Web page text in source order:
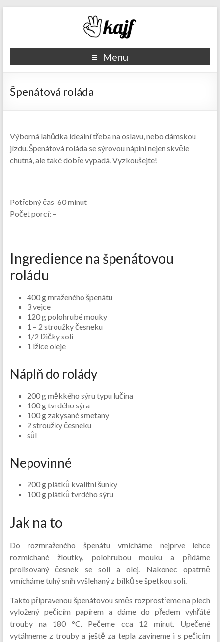
Recepty kajf.cz
Menu
Špenátová roláda
Výborná lahůdka ideální třeba na oslavu, nebo dámskou
jízdu. Špenátová roláda se sýrovou náplní nejen skvěle
chutná, ale také dobře vypadá. Vyzkoušejte!
Potřebný čas: 60 minut
Počet porcí: –
Ingredience na špenátovou
roládu
400 g mraženého špenátu
3 vejce
120 g polohrubé mouky
1 – 2 stroužky česneku
1/2 lžičky soli
1 lžíce oleje
Náplň do rolády
200 g měkkého sýru typu lučina
100 g tvrdého sýra
100 g zakysané smetany
2 stroužky česneku
sůl
Nepovinné
200 g plátků kvalitní šunky
100 g plátků tvrdého sýru
Jak na to
Do rozmraženého špenátu vmícháme nejprve lehce
rozmíchané žloutky, polohrubou mouku a přidáme
prolisovaný česnek se solí a olej. Nakonec opatrně
vmícháme tuhý sníh vyšlehaný z bílků se špetkou soli.
Takto připravenou špenátovou směs rozprostřeme na plech
vyložený pečicím papírem a dáme do předem vyhřáté
trouby na 180 °C. Pečeme cca 12 minut. Upečené
vytáhneme z trouby a ještě za tepla zavineme i s pečicím